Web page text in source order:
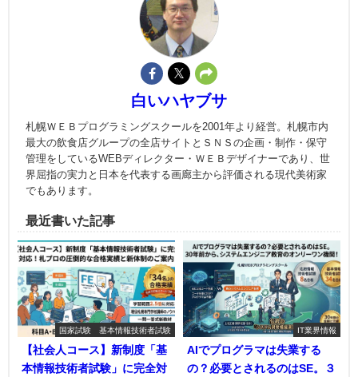
白いハヤブサ
札幌ＷＥＢプログラミングスクールを2001年より経営。札幌市内
最大の飲食店グループの全店サイトとＳＮＳの企画・制作・保守
管理をしているWEBディレクター・ＷＥＢデザイナーであり、世
界屈指の実力と日本を代表する画廊主から評価される現代美術家
でもあります。
最近書いた記事
国家試験 基本情報技術者試験
【社会人コース】新制度「基
本情報技術者試験」に完全対
IT業界情報
AIでプログラマは失業する
の？必要とされるのはSE。３